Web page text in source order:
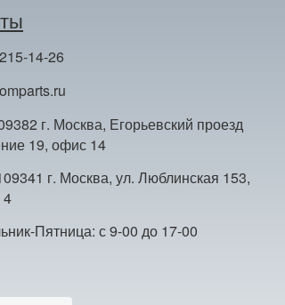
14-26
г. Москва, Егорьевский проезд
19, офис 14
г. Москва, ул. Люблинская 153,
4
Пятница: с 9-00 до 17-00